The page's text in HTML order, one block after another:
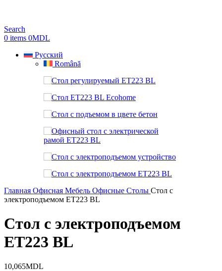
Search
0 items 0MDL
Русский
Română
Главная Офисная Мебель Офисные Столы Стол с
электроподъемом ET223 BL
Стол с электроподъемом
ET223 BL
10,065MDL